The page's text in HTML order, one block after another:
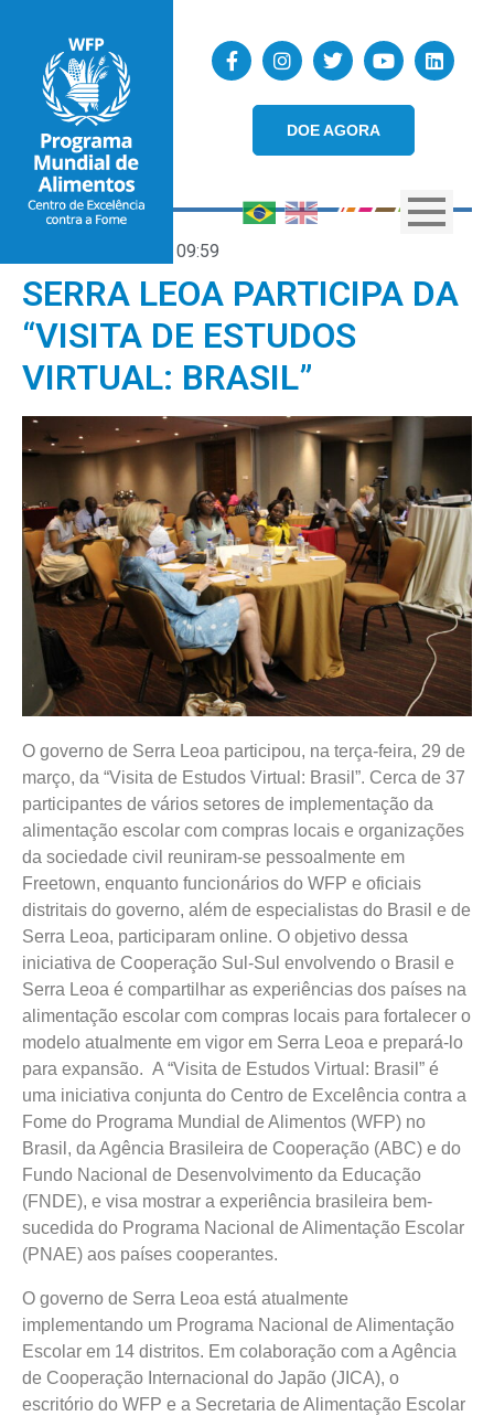
DOE AGORA
09:59
SERRA LEOA PARTICIPA DA
“VISITA DE ESTUDOS
VIRTUAL: BRASIL”
O governo de Serra Leoa participou, na terça-feira, 29 de
março, da “Visita de Estudos Virtual: Brasil”. Cerca de 37
participantes de vários setores de implementação da
alimentação escolar com compras locais e organizações
da sociedade civil reuniram-se pessoalmente em
Freetown, enquanto funcionários do WFP e oficiais
distritais do governo, além de especialistas do Brasil e de
Serra Leoa, participaram online. O objetivo dessa
iniciativa de Cooperação Sul-Sul envolvendo o Brasil e
Serra Leoa é compartilhar as experiências dos países na
alimentação escolar com compras locais para fortalecer o
modelo atualmente em vigor em Serra Leoa e prepará-lo
para expansão. A “Visita de Estudos Virtual: Brasil” é
uma iniciativa conjunta do Centro de Excelência contra a
Fome do Programa Mundial de Alimentos (WFP) no
Brasil, da Agência Brasileira de Cooperação (ABC) e do
Fundo Nacional de Desenvolvimento da Educação
(FNDE), e visa mostrar a experiência brasileira bem-
sucedida do Programa Nacional de Alimentação Escolar
(PNAE) aos países cooperantes.
O governo de Serra Leoa está atualmente
implementando um Programa Nacional de Alimentação
Escolar em 14 distritos. Em colaboração com a Agência
de Cooperação Internacional do Japão (JICA), o
escritório do WFP e a Secretaria de Alimentação Escolar